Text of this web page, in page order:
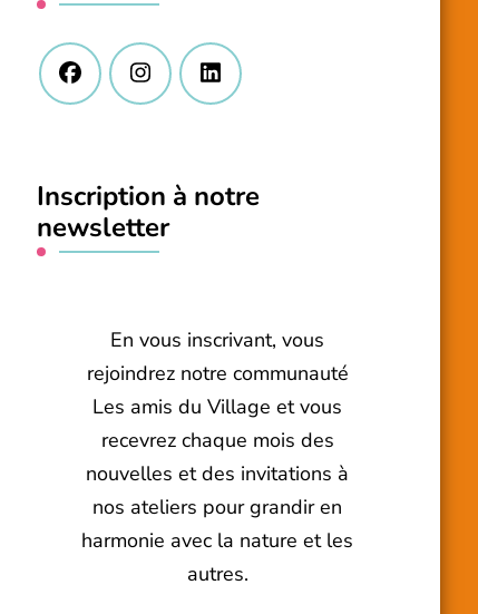
Inscription à notre
newsletter
En vous inscrivant, vous
rejoindrez notre communauté
Les amis du Village et vous
recevrez chaque mois des
nouvelles et des invitations à
nos ateliers pour grandir en
harmonie avec la nature et les
autres.